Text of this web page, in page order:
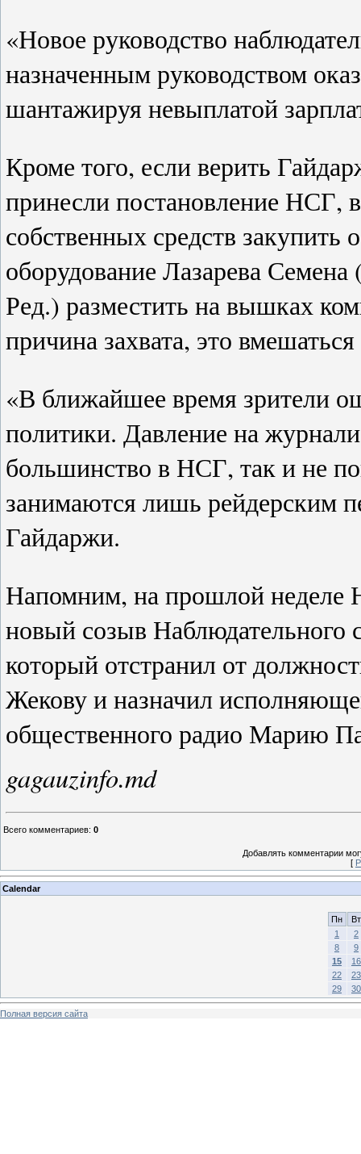
«Новое руководство
назначенным руководством
шантажируя невыплатой
Кроме того, если верить
принесли постановление НСГ,
собственных средств закупить
оборудование Лазарева
Ред.) разместить на вышках
причина захвата, это
«В ближайшее время зрители
политики. Давление на
большинство в НСГ, так и не
занимаются лишь рейдерским
Гайдаржи.
Напомним, на прошлой неделе
новый созыв Наблюдательного
который отстранил от
Жекову и назначил
общественного радио Марию
gagauzinfo.md
Всего комментариев: 0
Добавлять комментарии
[
Calendar
Пн
Вт
1
2
8
9
15
16
22
23
29
30
Полная версия сайта